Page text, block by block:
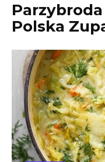
Polska